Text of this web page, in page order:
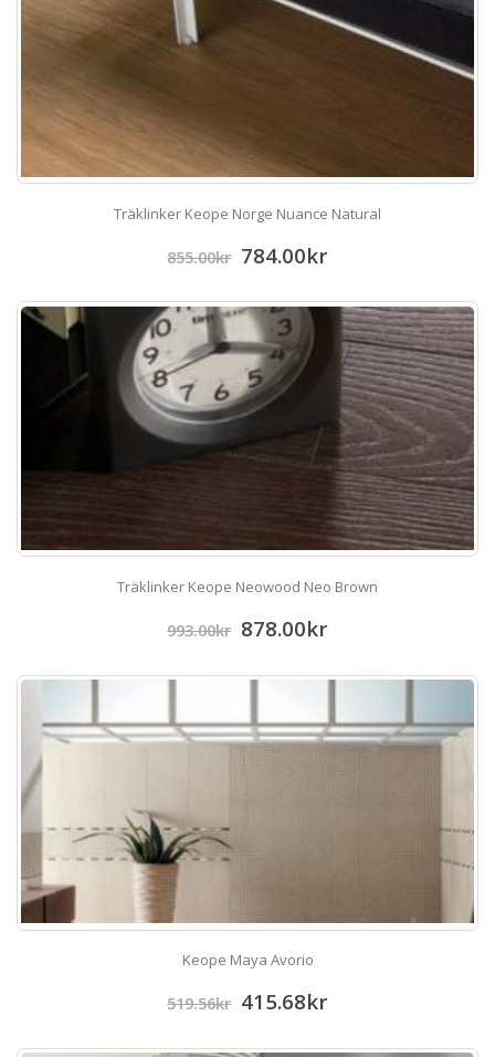
Träklinker Keope Norge Nuance Natural
855.00kr 784.00kr
Träklinker Keope Neowood Neo Brown
993.00kr 878.00kr
Keope Maya Avorio
519.56kr 415.68kr